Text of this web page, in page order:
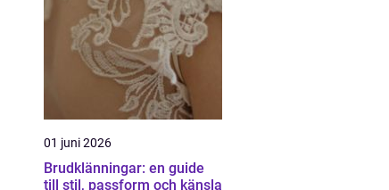
01 juni 2026
Brudklänningar: en guide
till stil, passform och känsla